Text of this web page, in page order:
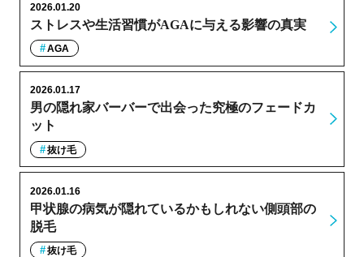
ストレスや生活習慣がAGAに与える影響の真実
2026.01.20
AGA
男の隠れ家バーバーで出会った究極のフェードカ
ット
2026.01.17
抜け毛
甲状腺の病気が隠れているかもしれない側頭部の
脱毛
2026.01.16
抜け毛